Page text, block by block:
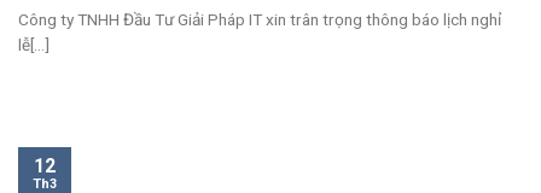
Công ty TNHH Đầu Tư Giải Pháp IT xin trân trọng thông báo lịch nghỉ
lễ[...]
12
Th3